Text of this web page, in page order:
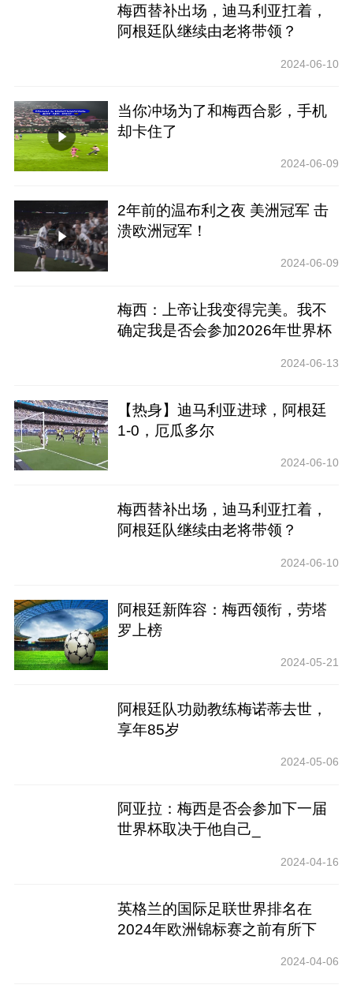
梅西替补出场，迪马利亚扛着，
阿根廷队继续由老将带领？
2024-06-10
当你冲场为了和梅西合影，手机
却卡住了
2024-06-09
2年前的温布利之夜 美洲冠军 击
溃欧洲冠军！
2024-06-09
梅西：上帝让我变得完美。我不
确定我是否会参加2026年世界杯
2024-06-13
【热身】迪马利亚进球，阿根廷
1-0，厄瓜多尔
2024-06-10
梅西替补出场，迪马利亚扛着，
阿根廷队继续由老将带领？
2024-06-10
阿根廷新阵容：梅西领衔，劳塔
罗上榜
2024-05-21
阿根廷队功勋教练梅诺蒂去世，
享年85岁
2024-05-06
阿亚拉：梅西是否会参加下一届
世界杯取决于他自己_
2024-04-16
英格兰的国际足联世界排名在
2024年欧洲锦标赛之前有所下
2024-04-06